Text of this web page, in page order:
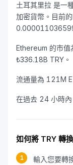
土耳其里拉 是一
加密貨幣。目前
Ethereum 的市
₺336.18B TRY。
流通量為 121M
在過去 24 小時
如何將 TRY 轉
1 輸入您要轉